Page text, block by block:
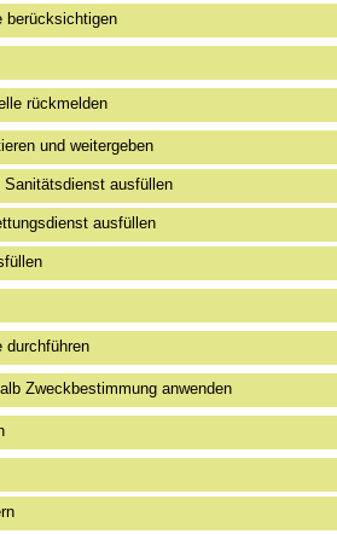
berücksichtigen
rückmelden
und weitergeben
Sanitätsdienst ausfüllen
ausfüllen
durchführen
Zweckbestimmung anwenden